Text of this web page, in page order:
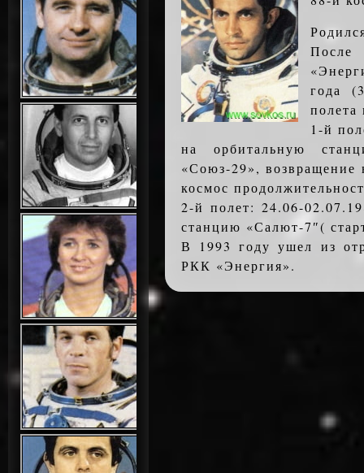
года
полета
1-й
на орбитальную
«Союз-29»,
космос
2-й полет: 24.06-
станцию «Салют-7″(
В 1993 году ушел из
РКК «Энергия».